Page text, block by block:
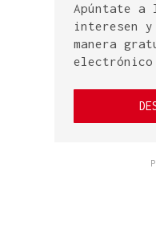
Apúntate a
interesen
manera
electrónico